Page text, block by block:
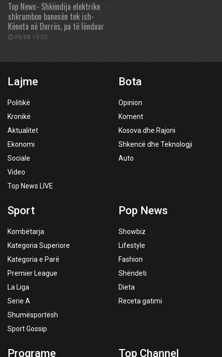
Top News- Shkëndija elektrike
shkrumbon banesën tek ish-
Këneta në Durrës, pa të lënduar
09/08 19:03
Lajme
Politikë
Kronikë
Aktualitet
Ekonomi
Sociale
Video
Top News LIVE
Bota
Opinion
Koment
Kosova dhe Rajoni
Shkencë dhe Teknologji
Auto
Sport
Kombëtarja
Kategoria Superiore
Kategoria e Parë
Premier League
La Liga
Serie A
Shumësportësh
Sport Gossip
Pop News
Showbiz
Lifestyle
Fashion
Shëndeti
Dieta
Receta gatimi
Programe Top Channel